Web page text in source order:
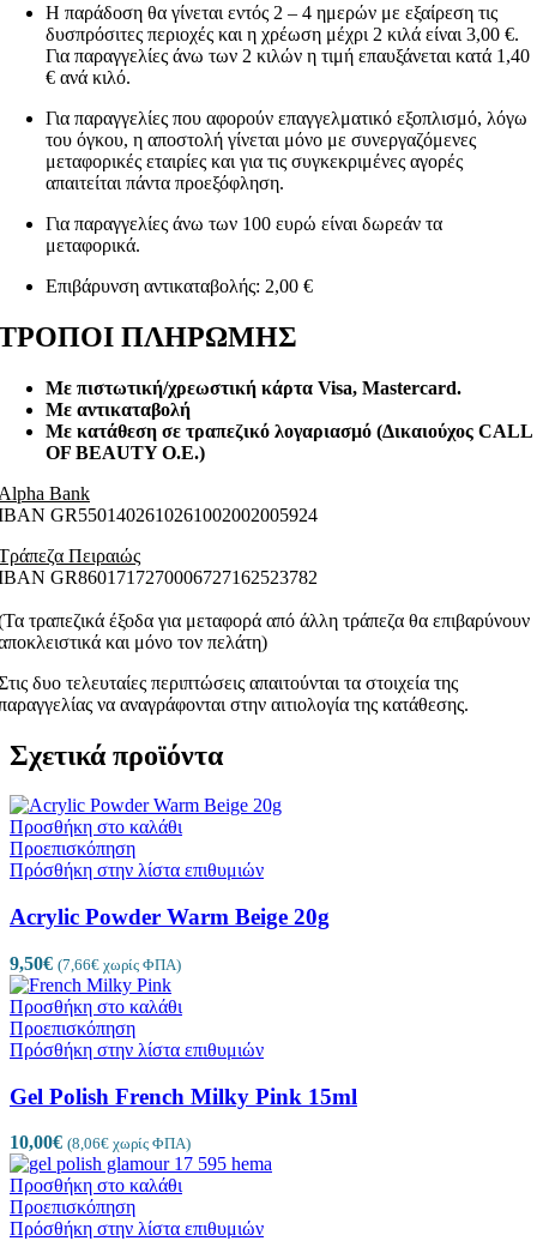
Η παράδοση θα γίνεται εντός 2 – 4 ημερών με εξαίρεση τις
δυσπρόσιτες περιοχές και η χρέωση μέχρι 2 κιλά είναι 3,00 €.
Για παραγγελίες άνω των 2 κιλών η τιμή επαυξάνεται κατά 1,40
€ ανά κιλό.
Για παραγγελίες που αφορούν επαγγελματικό εξοπλισμό, λόγω
του όγκου, η αποστολή γίνεται μόνο με συνεργαζόμενες
μεταφορικές εταιρίες και για τις συγκεκριμένες αγορές
απαιτείται πάντα προεξόφληση.
Για παραγγελίες άνω των 100 ευρώ είναι δωρεάν τα
μεταφορικά.
Επιβάρυνση αντικαταβολής: 2,00 €
ΠΛΗΡΩΜΗΣ
Με πιστωτική/χρεωστική κάρτα Visa, Mastercard.
Με αντικαταβολή
Με κατάθεση σε τραπεζικό λογαριασμό (Δικαιούχος CALL
OF BEAUTY O.E.)
Bank
GR5501402610261002002005924
Πειραιώς
GR8601717270006727162523782
τραπεζικά έξοδα για μεταφορά από άλλη τράπεζα θα επιβαρύνουν
και μόνο τον πελάτη)
δυο τελευταίες περιπτώσεις απαιτούνται τα στοιχεία της
να αναγράφονται στην αιτιολογία της κατάθεσης.
Σχετικά προϊόντα
Προσθήκη στο καλάθι
Προεπισκόπηση
Πρόσθήκη στην λίστα επιθυμιών
Acrylic Powder Warm Beige 20g
9,50€ (7,66€ χωρίς ΦΠΑ)
Προσθήκη στο καλάθι
Προεπισκόπηση
Πρόσθήκη στην λίστα επιθυμιών
Gel Polish French Milky Pink 15ml
10,00€ (8,06€ χωρίς ΦΠΑ)
Προσθήκη στο καλάθι
Προεπισκόπηση
Πρόσθήκη στην λίστα επιθυμιών